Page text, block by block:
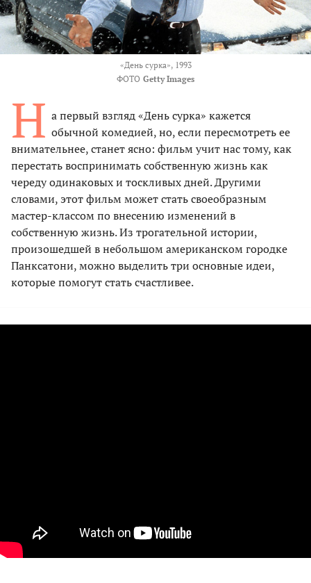
«День сурка», 1993
ФОТО Getty Images
Н а первый взгляд «День сурка» кажется
обычной комедией, но, если пересмотреть ее
внимательнее, станет ясно: фильм учит нас тому, как
перестать воспринимать собственную жизнь как
череду одинаковых и тоскливых дней. Другими
словами, этот фильм может стать своеобразным
мастер-классом по внесению изменений в
собственную жизнь. Из трогательной истории,
произошедшей в небольшом американском городке
Панксатони, можно выделить три основные идеи,
которые помогут стать счастливее.